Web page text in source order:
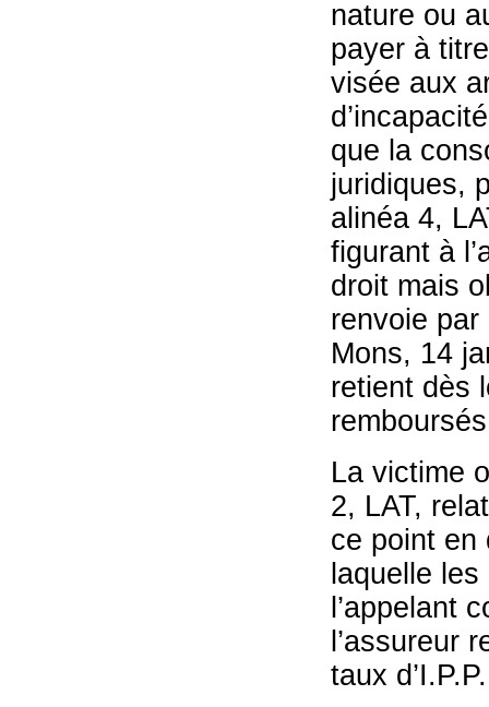
nature ou
payer à
visée aux
que la
juridiques,
alinéa 4,
figurant à
droit mais
renvoie
Mons, 14
retient dès
La victime
2, LAT,
ce point en
laquelle
l’appelant
l’assureur
taux d’I.P.P.